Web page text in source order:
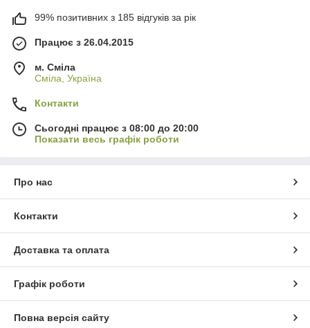
99% позитивних з 185 відгуків за рік
Працює з 26.04.2015
м. Сміла
Сміла, Україна
Контакти
Сьогодні працює з 08:00 до 20:00
Показати весь графік роботи
Про нас
Контакти
Доставка та оплата
Графік роботи
Повна версія сайту